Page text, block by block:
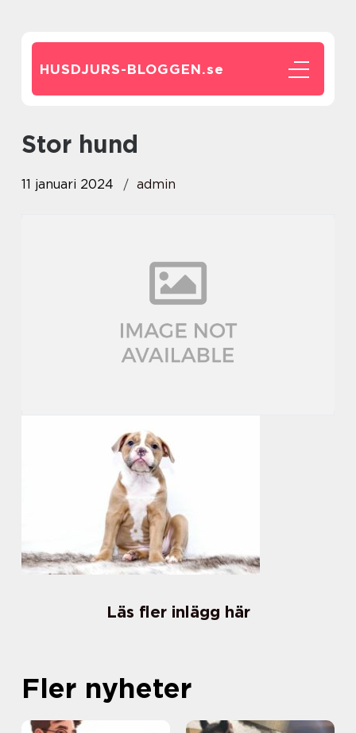
HUSDJURS-BLOGGEN.se
stor hund
11 januari 2024 admin
Läs fler inlägg här
Fler nyheter